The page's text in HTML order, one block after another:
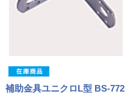
補助金具ユニクロL型 BS-772